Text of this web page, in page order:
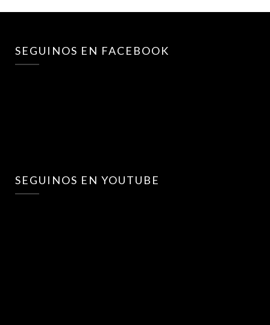
SEGUINOS EN FACEBOOK
SEGUINOS EN YOUTUBE